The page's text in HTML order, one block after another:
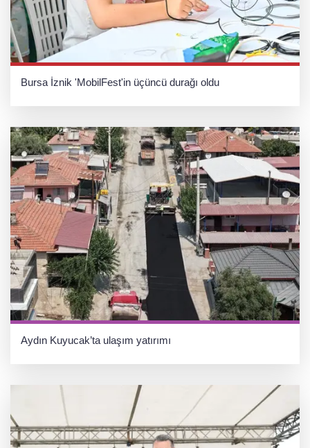
Bursa İznik 'MobilFest'in üçüncü durağı oldu
Aydın Kuyucak’ta ulaşım yatırımı